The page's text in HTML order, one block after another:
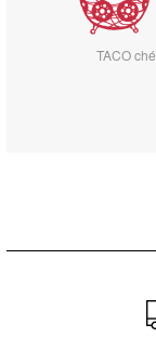
TACO ché